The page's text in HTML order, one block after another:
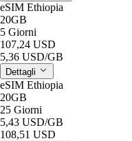
eSIM Ethiopia
20GB
5 Giorni
107,24 USD
5,36 USD/GB
Dettagli
eSIM Ethiopia
20GB
25 Giorni
5,43 USD/GB
108,51 USD